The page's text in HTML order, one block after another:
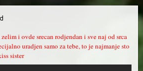
i ovde srecan rodjendan i sve naj od srca
uradjen samo za tebe, to je najmanje sto
sister